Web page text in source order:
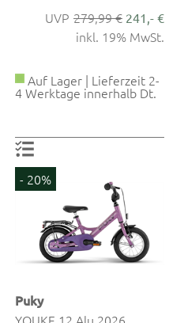
279,99 € 241,- €
inkl. 19% MwSt.
Auf Lager | Lieferzeit 2-
4 Werktage innerhalb Dt.
- 20%
Puky